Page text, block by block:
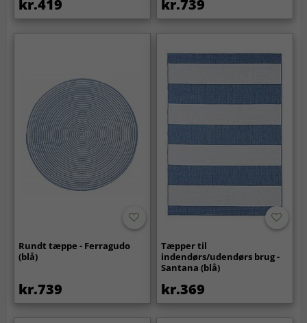
kr.419 kr.739
Rundt tæppe - Ferragudo
(blå)
kr.739
Tæpper til
indendørs/udendørs brug -
Santana (blå)
kr.369